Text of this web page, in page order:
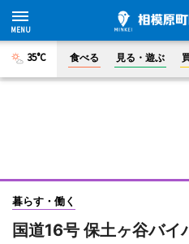
35°C 食べる 見る・遊ぶ
暮らす・働く
国道16号 保土ヶ谷バイ